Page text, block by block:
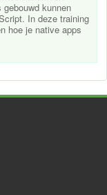
kunnen
In deze training
hoe je native apps